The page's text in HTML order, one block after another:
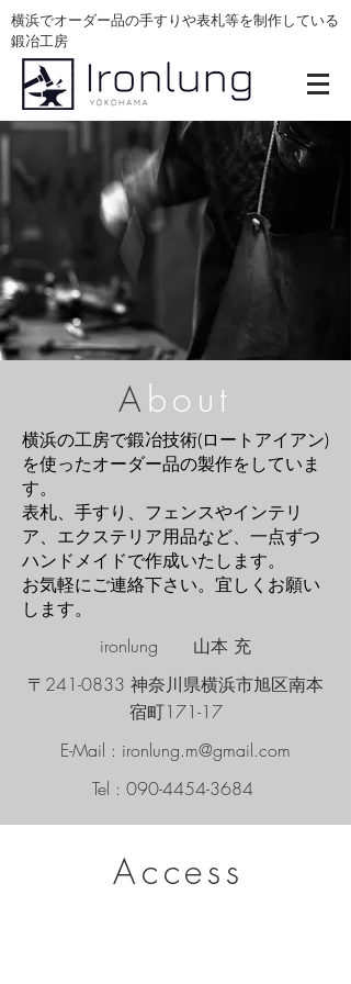
横浜でオーダー品の手すりや表札等を制作している
鍛冶工房
About
横浜の工房で鍛冶技術(ロートアイアン)
を使ったオーダー品の製作をしていま
す。
表札、手すり、フェンスやインテリ
ア、エクステリア用品など、 一点ずつ
ハンドメイドで作成いたします。
お気軽にご連絡下さい。宜しくお願い
します。
ironlung 山本 充
〒241-0833 神奈川県横浜市旭区南本
宿町171-17
E-Mail : ironlung.m@gmail.com
Tel : 090-4454-3684
Access